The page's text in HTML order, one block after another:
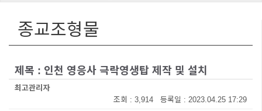
종교조형물
제목 : 인천 영응사 극락영생탑 제작 및 설치
최고관리자
조회 : 3,914 등록일 : 2023.04.25 17:29